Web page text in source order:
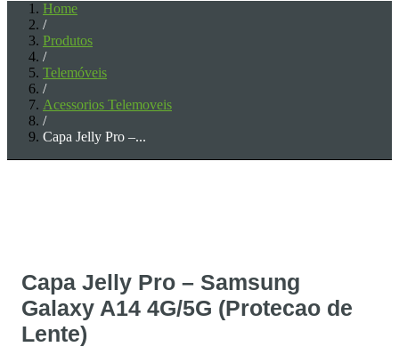
Home
/
Produtos
/
Telemóveis
/
Acessorios Telemoveis
/
Capa Jelly Pro –...
Capa Jelly Pro – Samsung
Galaxy A14 4G/5G (Protecao de
Lente)